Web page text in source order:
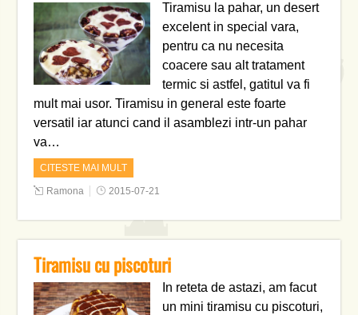
Tiramisu la pahar, un desert
excelent in special vara,
pentru ca nu necesita
coacere sau alt tratament
termic si astfel, gatitul va fi
mult mai usor. Tiramisu in general este foarte
versatil iar atunci cand il asamblezi intr-un pahar
va…
CITESTE MAI MULT
Ramona 2015-07-21
Tiramisu cu piscoturi
In reteta de astazi, am facut
un mini tiramisu cu piscoturi,